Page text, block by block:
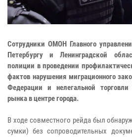
Сотрудники ОМОН Главного
Петербургу и Ленинградской
полиции в проведении
фактов нарушения миграционного
Федерации и нелегальной
рынка в центре города.
В ходе совместного рейда был
сумки) без сопроводительных